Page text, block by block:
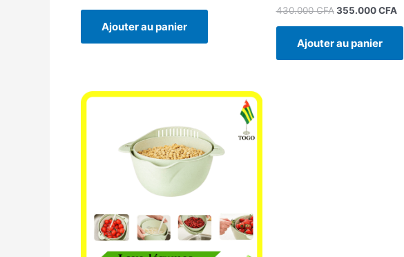
Ajouter au panier
430.000CFA 355.000CFA
Ajouter au panier